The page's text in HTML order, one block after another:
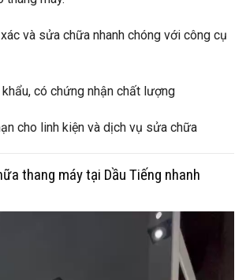
và sửa chữa nhanh chóng với công cụ
có chứng nhận chất lượng
cho linh kiện và dịch vụ sửa chữa
thang máy tại Dầu Tiếng nhanh